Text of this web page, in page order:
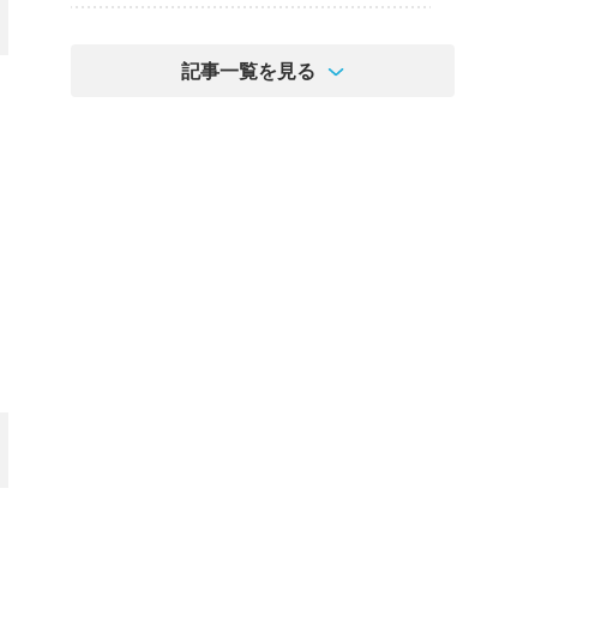
記事一覧を見る